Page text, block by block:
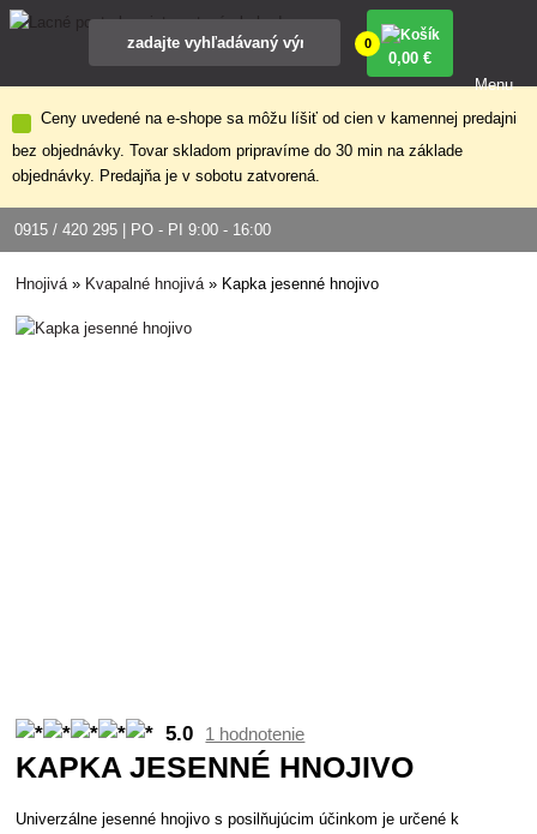
Ceny uvedené na e-shope sa môžu líšiť od cien v kamennej predajni
bez objednávky. Tovar skladom pripravíme do 30 min na základe
objednávky. Predajňa je v sobotu zatvorená.
0915 / 420 295 | PO - PI 9:00 - 16:00
0
0,00 €
Menu
Hnojivá» Kvapalné hnojivá» Kapka jesenné hnojivo
5.0 1 hodnotenie
KAPKA JESENNÉ HNOJIVO
Univerzálne jesenné hnojivo s posilňujúcim účinkom je určené k